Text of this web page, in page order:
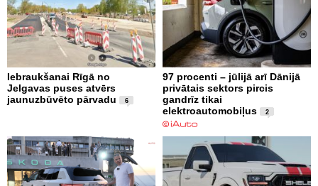
Iebraukšanai Rīgā no
Jelgavas puses atvērs
jaunuzbūvēto pārvadu
6
97 procenti – jūlijā arī Dānijā
privātais sektors pircis
gandrīz tikai
elektroautomobiļus
2